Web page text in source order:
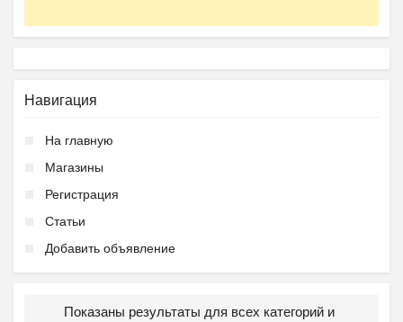
Навигация
На главную
Магазины
Регистрация
Статьи
Добавить объявление
Показаны результаты для всех категорий и